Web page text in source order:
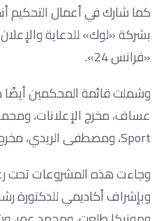
كما شارك في أعمال التحكيم
بشركة «لوك» للدعاية
«فرانس 24».
Sport، ومصطفى الريدي، مخرج الإعلانات، وهيثم البيطار، مدير الإخراج بقناة CBC، وشيرين التهامي، مدير التسويق ببنك الشفاء المصري.
وجاءت هذه المشروعات تحت
وبإشراف أكاديمي للدكتورة